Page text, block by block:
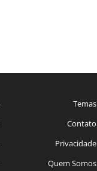
Temas
Contato
Privacidade
Quem Somos